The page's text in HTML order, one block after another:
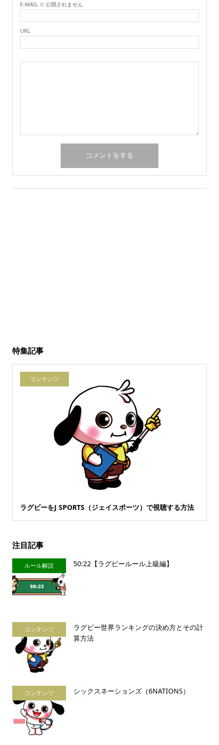
E-MAIL ※ 公開されません
URL
特集記事
コンテンツ
ラグビーをJ SPORTS（ジェイスポーツ）で視聴する方法
注目記事
ルール解説 50:22【ラグビールール上級編】
コンテンツ
ラグビー世界ランキングの決め方とその計
算方法
コンテンツ シックスネーションズ（6NATIONS）